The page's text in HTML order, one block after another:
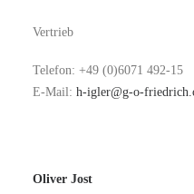
Vertrieb
Telefon: +49 (0)6071 492-15
E-Mail: h-igler@g-o-
Oliver Jost